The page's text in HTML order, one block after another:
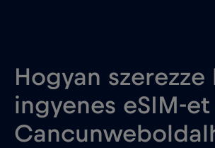
Hogyan szerezze
ingyenes eSIM-et